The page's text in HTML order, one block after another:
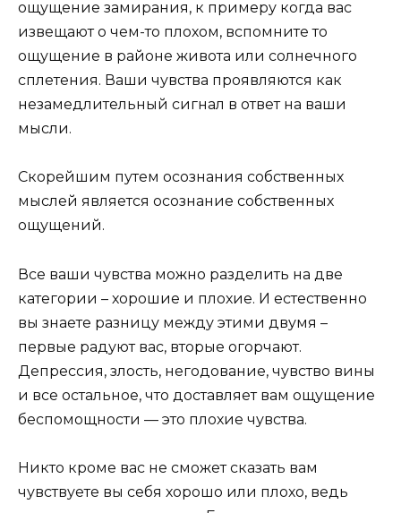
ощущение замирания, к примеру когда вас
извещают о чем-то плохом, вспомните то
ощущение в районе живота или солнечного
сплетения. Ваши чувства проявляются как
незамедлительный сигнал в ответ на ваши
мысли.
Скорейшим путем осознания собственных
мыслей является осознание собственных
ощущений.
Все ваши чувства можно разделить на две
категории – хорошие и плохие. И естественно
вы знаете разницу между этими двумя –
первые радуют вас, вторые огорчают.
Депрессия, злость, негодование, чувство вины
и все остальное, что доставляет вам ощущение
беспомощности — это плохие чувства.
Никто кроме вас не сможет сказать вам
чувствуете вы себя хорошо или плохо, ведь